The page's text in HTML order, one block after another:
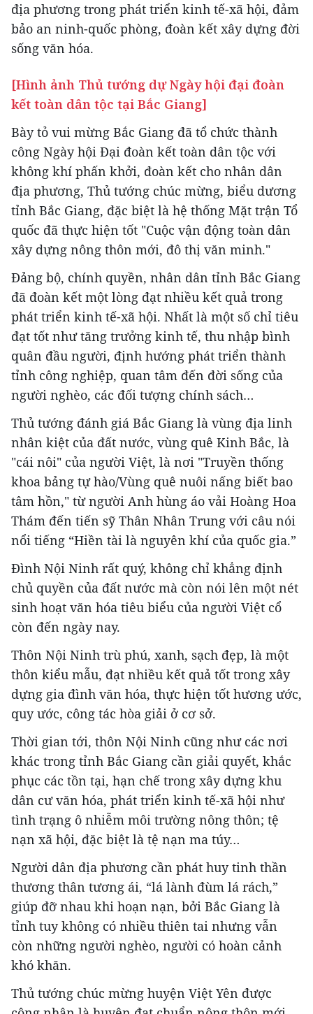
địa phương trong phát triển kinh tế-xã hội, đảm
bảo an ninh-quốc phòng, đoàn kết xây dựng đời
sống văn hóa.
[Hình ảnh Thủ tướng dự Ngày hội đại đoàn
kết toàn dân tộc tại Bắc Giang]
Bày tỏ vui mừng Bắc Giang đã tổ chức thành
công Ngày hội Đại đoàn kết toàn dân tộc với
không khí phấn khởi, đoàn kết cho nhân dân
địa phương, Thủ tướng chúc mừng, biểu dương
tỉnh Bắc Giang, đặc biệt là hệ thống Mặt trận Tổ
quốc đã thực hiện tốt "Cuộc vận động toàn dân
xây dựng nông thôn mới, đô thị văn minh."
Đảng bộ, chính quyền, nhân dân tỉnh Bắc Giang
đã đoàn kết một lòng đạt nhiều kết quả trong
phát triển kinh tế-xã hội. Nhất là một số chỉ tiêu
đạt tốt như tăng trưởng kinh tế, thu nhập bình
quân đầu người, định hướng phát triển thành
tỉnh công nghiệp, quan tâm đến đời sống của
người nghèo, các đối tượng chính sách…
Thủ tướng đánh giá Bắc Giang là vùng địa linh
nhân kiệt của đất nước, vùng quê Kinh Bắc, là
"cái nôi" của người Việt, là nơi "Truyền thống
khoa bảng tự hào/Vùng quê nuôi nấng biết bao
tâm hồn," từ người Anh hùng áo vải Hoàng Hoa
Thám đến tiến sỹ Thân Nhân Trung với câu nói
nổi tiếng “Hiền tài là nguyên khí của quốc gia.”
Đình Nội Ninh rất quý, không chỉ khẳng định
chủ quyền của đất nước mà còn nói lên một nét
sinh hoạt văn hóa tiêu biểu của người Việt cổ
còn đến ngày nay.
Thôn Nội Ninh trù phú, xanh, sạch đẹp, là một
thôn kiểu mẫu, đạt nhiều kết quả tốt trong xây
dựng gia đình văn hóa, thực hiện tốt hương ước,
quy ước, công tác hòa giải ở cơ sở.
Thời gian tới, thôn Nội Ninh cũng như các nơi
khác trong tỉnh Bắc Giang cần giải quyết, khắc
phục các tồn tại, hạn chế trong xây dựng khu
dân cư văn hóa, phát triển kinh tế-xã hội như
tình trạng ô nhiễm môi trường nông thôn; tệ
nạn xã hội, đặc biệt là tệ nạn ma túy…
Người dân địa phương cần phát huy tinh thần
thương thân tương ái, “lá lành đùm lá rách,”
giúp đỡ nhau khi hoạn nạn, bởi Bắc Giang là
tỉnh tuy không có nhiều thiên tai nhưng vẫn
còn những người nghèo, người có hoàn cảnh
khó khăn.
Thủ tướng chúc mừng huyện Việt Yên được